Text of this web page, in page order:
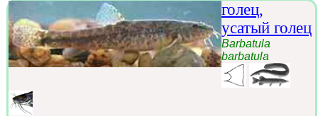
голец,
усатый голец
Barbatula
barbatula